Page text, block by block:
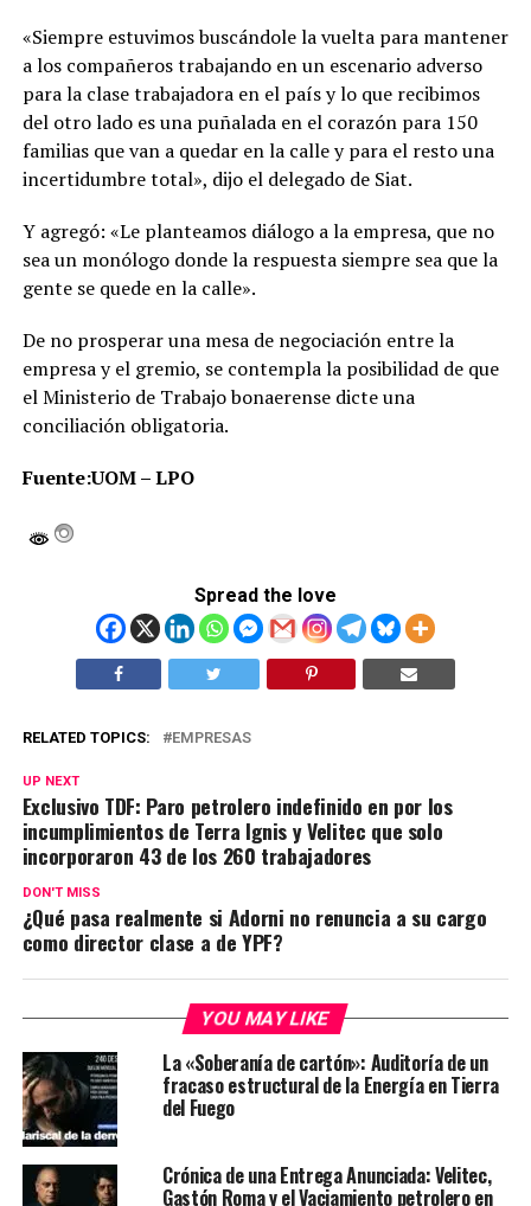
«Siempre estuvimos buscándole la vuelta para mantener
a los compañeros trabajando en un escenario adverso
para la clase trabajadora en el país y lo que recibimos
del otro lado es una puñalada en el corazón para 150
familias que van a quedar en la calle y para el resto una
incertidumbre total», dijo el delegado de Siat.
Y agregó: «Le planteamos diálogo a la empresa, que no
sea un monólogo donde la respuesta siempre sea que la
gente se quede en la calle».
De no prosperar una mesa de negociación entre la
empresa y el gremio, se contempla la posibilidad de que
el Ministerio de Trabajo bonaerense dicte una
conciliación obligatoria.
Fuente:UOM – LPO
Spread the love
RELATED TOPICS: EMPRESAS
UP NEXT
Exclusivo TDF: Paro petrolero indefinido en por los
incumplimientos de Terra Ignis y Velitec que solo
incorporaron 43 de los 260 trabajadores
DON'T MISS
¿Qué pasa realmente si Adorni no renuncia a su cargo
como director clase a de YPF?
YOU MAY LIKE
La «Soberanía de cartón»: Auditoría de un
fracaso estructural de la Energía en Tierra
del Fuego
Crónica de una Entrega Anunciada: Velitec,
Gastón Roma y el Vaciamiento petrolero en